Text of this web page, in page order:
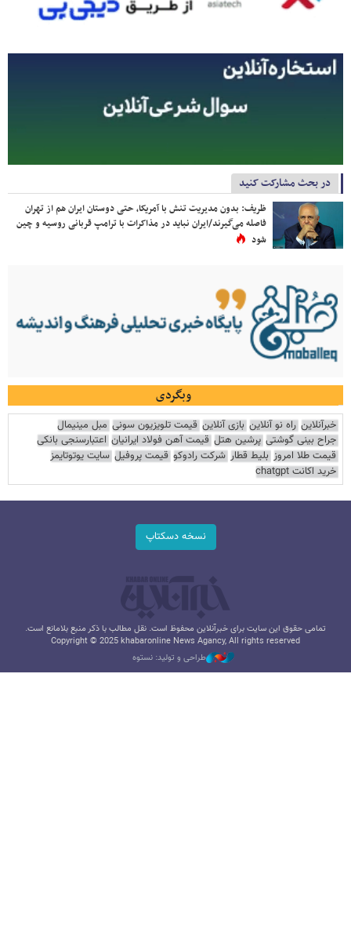
در بحث مشارکت کنید
ظریف: بدون مدیریت تنش با آمریکا، حتی دوستان ایران هم از تهران
فاصله می‌گیرند/ایران نباید در مذاکرات با ترامپ قربانی روسیه و چین
شود
وبگردی
خبرآنلاین راه نو آنلاین بازی آنلاین قیمت تلویزیون سونی مبل مینیمال
جراح بینی گوشتی پرشین هتل قیمت آهن فولاد ایرانیان اعتبارسنجی بانکی
قیمت طلا امروز بلیط قطار شرکت رادوکو قیمت پروفیل سایت یوتوتایمز
خرید اکانت chatgpt
نسخه دسکتاپ
تمامی حقوق این سایت برای خبرآنلاین محفوظ است. نقل مطالب با ذکر منبع بلامانع است.
Copyright © 2025 khabaronline News Agancy, All rights reserved
طراحی و تولید: نستوه